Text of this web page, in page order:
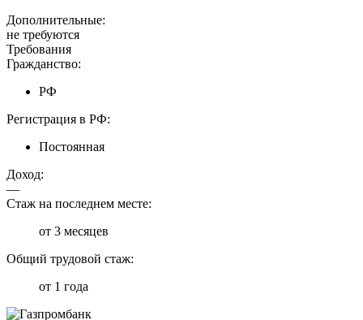
Дополнительные:
не требуются
Требования
Гражданство:
РФ
Регистрация в РФ:
Постоянная
Доход:
—
Стаж на последнем месте:
от 3 месяцев
Общий трудовой стаж:
от 1 года